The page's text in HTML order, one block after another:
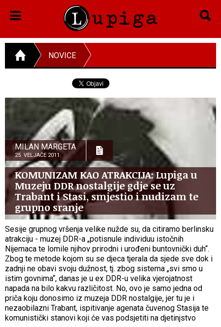
NOVICE
MILAN MARGETA
25. VELJAČE 2011.
KOMUNIZAM KAO ATRAKCIJA: Lupiga u
Muzeju DDR nostalgije gdje se uz
Trabant i Stasi, smjestio i nudizam te
grupno sranje
Sesije grupnog vršenja velike nužde su, da citiramo berlinsku
atrakciju - muzej DDR-a „potisnule individuu istočnih
Nijemaca te lomile njihov prirodni i urođeni buntovnički duh“.
Zbog te metode kojom su se djeca tjerala da sjede sve dok i
zadnji ne obavi svoju dužnost, tj. zbog sistema „svi smo u
istim govnima“, danas je u ex DDR-u velika vjerojatnost
napada na bilo kakvu različitost. No, ovo je samo jedna od
priča koju donosimo iz muzeja DDR nostalgije, jer tu je i
nezaobilazni Trabant, ispitivanje agenata čuvenog Stasija te
komunistički stanovi koji će vas podsjetiti na djetinjstvo